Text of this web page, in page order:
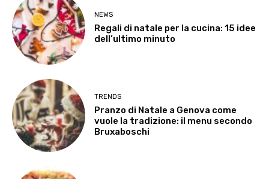
NEWS
Regali di natale per la cucina: 15 idee
dell’ultimo minuto
TRENDS
Pranzo di Natale a Genova come
vuole la tradizione: il menu secondo
Bruxaboschi